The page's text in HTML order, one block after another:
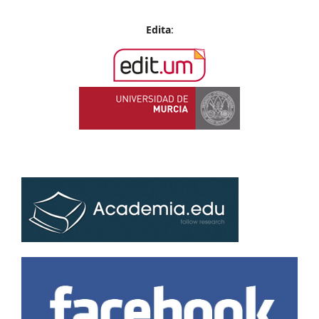
Edita: